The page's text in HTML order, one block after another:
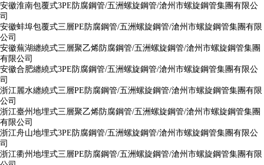
安徽淮南包覆式3PE防腐鋼管/五洲螺旋鋼管/滄州市螺旋鋼管集團有限公
司
安徽蚌埠包覆式三層PE防腐鋼管/五洲螺旋鋼管/滄州市螺旋鋼管集團有限
公司
安徽蕪湖纏繞式三層聚乙烯防腐鋼管/五洲螺旋鋼管/滄州市螺旋鋼管集團
有限公司
安徽合肥纏繞式3PE防腐鋼管/五洲螺旋鋼管/滄州市螺旋鋼管集團有限公
司
浙江麗水纏繞式三層PE防腐鋼管/五洲螺旋鋼管/滄州市螺旋鋼管集團有限
公司
浙江臺州地埋式三層聚乙烯防腐鋼管/五洲螺旋鋼管/滄州市螺旋鋼管集團
有限公司
浙江舟山地埋式3PE防腐鋼管/五洲螺旋鋼管/滄州市螺旋鋼管集團有限公
司
浙江衢州地埋式三層PE防腐鋼管/五洲螺旋鋼管/滄州市螺旋鋼管集團有限